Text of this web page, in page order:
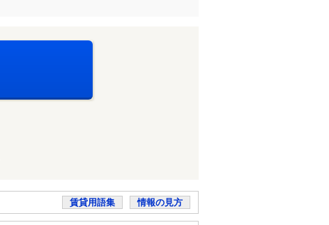
賃貸用語集 情報の見方